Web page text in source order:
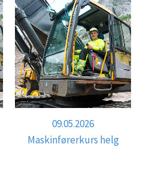
09.05.2026
Maskinførerkurs helg